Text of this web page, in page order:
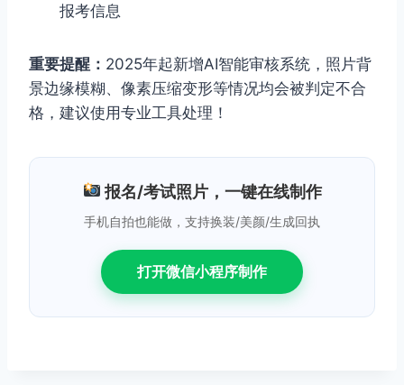
报考信息
重要提醒： 2025年起新增AI智能审核系统，照片背
景边缘模糊、像素压缩变形等情况均会被判定不合
格，建议使用专业工具处理！
报名/考试照片，一键在线制作
手机自拍也能做，支持换装/美颜/生成回执
打开微信小程序制作